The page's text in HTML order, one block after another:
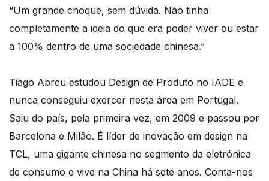
“Um grande choque, sem dúvida. Não tinha
completamente a ideia do que era poder viver ou estar
a 100% dentro de uma sociedade chinesa.”
Tiago Abreu estudou Design de Produto no IADE e
nunca conseguiu exercer nesta área em Portugal.
Saiu do país, pela primeira vez, em 2009 e passou por
Barcelona e Milão. É líder de inovação em design na
TCL, uma gigante chinesa no segmento da eletrónica
de consumo e vive na China há sete anos. Conta-nos